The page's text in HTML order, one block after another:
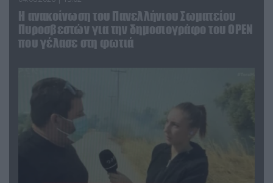
Η ανακοίνωση του Πανελλήνιου Σωματείου
Πυροσβεστών για την δημοσιογράφο του OPEN
που γέλασε στη φωτιά